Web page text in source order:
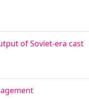
of Soviet-era cast